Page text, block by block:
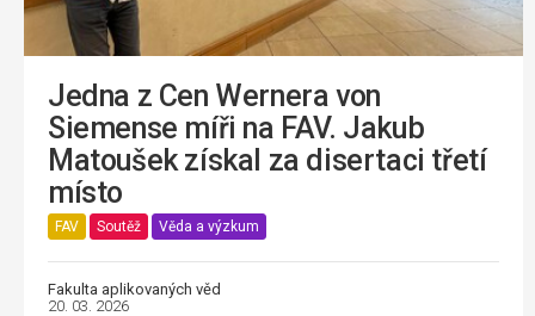
Jedna z Cen Wernera von
Siemense míři na FAV. Jakub
Matoušek získal za disertaci třetí
místo
FAV Soutěž Věda a výzkum
Fakulta aplikovaných věd
20. 03. 2026